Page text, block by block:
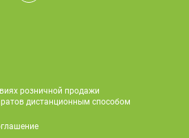
розничной продажи
дистанционным способом